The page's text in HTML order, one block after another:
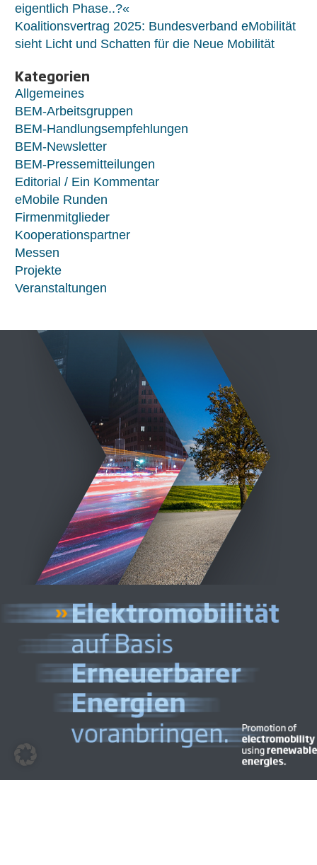
eigentlich Phase..?«
Koalitionsvertrag 2025: Bundesverband eMobilität
sieht Licht und Schatten für die Neue Mobilität
Kategorien
Allgemeines
BEM-Arbeitsgruppen
BEM-Handlungsempfehlungen
BEM-Newsletter
BEM-Pressemitteilungen
Editorial / Ein Kommentar
eMobile Runden
Firmenmitglieder
Kooperationspartner
Messen
Projekte
Veranstaltungen